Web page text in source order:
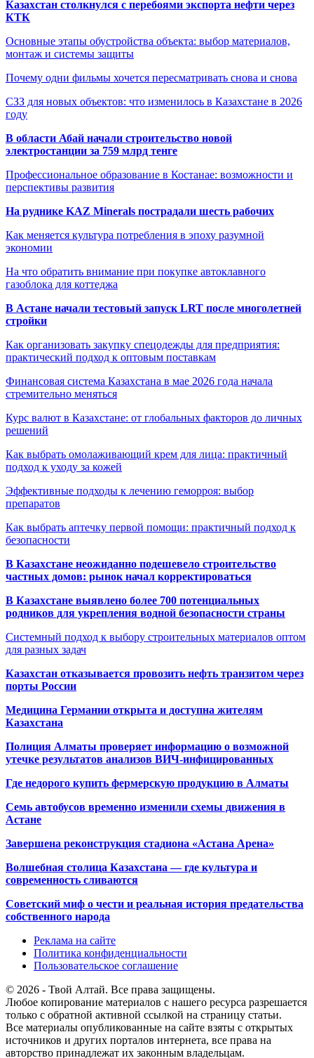
Казахстан столкнулся с перебоями экспорта нефти через
КТК
Основные этапы обустройства объекта: выбор материалов,
монтаж и системы защиты
Почему одни фильмы хочется пересматривать снова и снова
СЗЗ для новых объектов: что изменилось в Казахстане в 2026
году
В области Абай начали строительство новой
электростанции за 759 млрд тенге
Профессиональное образование в Костанае: возможности и
перспективы развития
На руднике KAZ Minerals пострадали шесть рабочих
Как меняется культура потребления в эпоху разумной
экономии
На что обратить внимание при покупке автоклавного
газоблока для коттеджа
В Астане начали тестовый запуск LRT после многолетней
стройки
Как организовать закупку спецодежды для предприятия:
практический подход к оптовым поставкам
Финансовая система Казахстана в мае 2026 года начала
стремительно меняться
Курс валют в Казахстане: от глобальных факторов до личных
решений
Как выбрать омолаживающий крем для лица: практичный
подход к уходу за кожей
Эффективные подходы к лечению геморроя: выбор
препаратов
Как выбрать аптечку первой помощи: практичный подход к
безопасности
В Казахстане неожиданно подешевело строительство
частных домов: рынок начал корректироваться
В Казахстане выявлено более 700 потенциальных
родников для укрепления водной безопасности страны
Системный подход к выбору строительных материалов оптом
для разных задач
Казахстан отказывается провозить нефть транзитом через
порты России
Медицина Германии открыта и доступна жителям
Казахстана
Полиция Алматы проверяет информацию о возможной
утечке результатов анализов ВИЧ-инфицированных
Где недорого купить фермерскую продукцию в Алматы
Семь автобусов временно изменили схемы движения в
Астане
Завершена реконструкция стадиона «Астана Арена»
Волшебная столица Казахстана — где культура и
современность сливаются
Советский миф о чести и реальная история предательства
собственного народа
Реклама на сайте
Политика конфиденциальности
Пользовательское соглашение
© 2026 - Твой Алтай. Все права защищены.
Любое копирование материалов с нашего ресурса разрешается
только с обратной активной ссылкой на страницу статьи.
Все материалы опубликованные на сайте взяты с открытых
источников и других порталов интернета, все права на
авторство принадлежат их законным владельцам.